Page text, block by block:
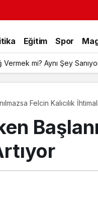
Eğitim Spor
mi? Aynı Şey
Felcin Kalıcılık